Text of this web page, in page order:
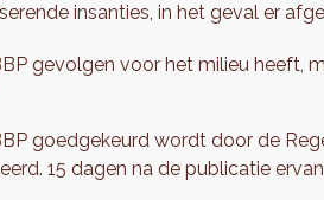
insanties, in het geval er
gevolgen voor het milieu heeft,
goedgekeurd wordt door de
15 dagen na de publicatie